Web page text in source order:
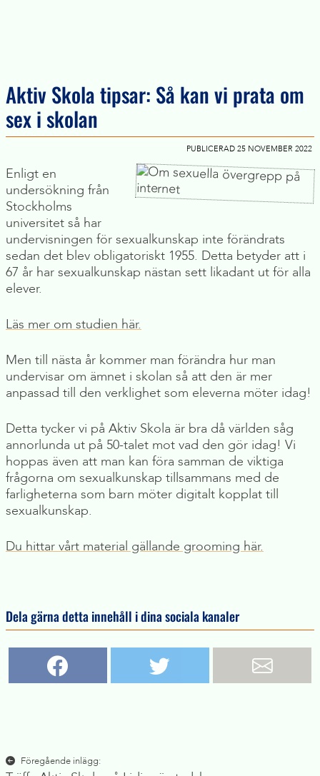
Aktiv Skola tipsar: Så kan vi prata om
sex i skolan
PUBLICERAD 25 NOVEMBER 2022
Enligt en
undersökning från
Stockholms
universitet så har
undervisningen för sexualkunskap inte förändrats
sedan det blev obligatoriskt 1955. Detta betyder att i
67 år har sexualkunskap nästan sett likadant ut för alla
elever.
Läs mer om studien här.
Men till nästa år kommer man förändra hur man
undervisar om ämnet i skolan så att den är mer
anpassad till den verklighet som eleverna möter idag!
Detta tycker vi på Aktiv Skola är bra då världen såg
annorlunda ut på 50-talet mot vad den gör idag! Vi
hoppas även att man kan föra samman de viktiga
frågorna om sexualkunskap tillsammans med de
farligheterna som barn möter digitalt kopplat till
sexualkunskap.
Du hittar vårt material gällande grooming här.
Dela gärna detta innehåll i dina sociala kanaler
Inläggsnavigering
Föregående inlägg: